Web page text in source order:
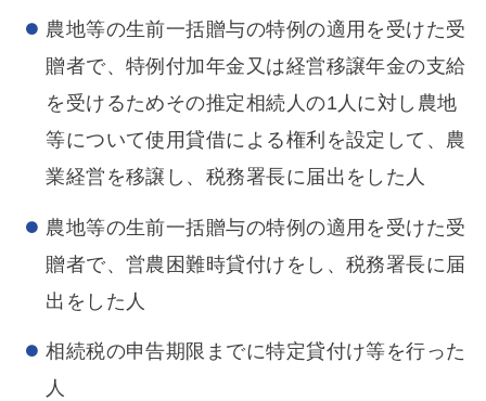
農地等の生前一括贈与の特例の適用を受けた受
贈者で、特例付加年金又は経営移譲年金の支給
を受けるためその推定相続人の1人に対し農地
等について使用貸借による権利を設定して、農
業経営を移譲し、税務署長に届出をした人
農地等の生前一括贈与の特例の適用を受けた受
贈者で、営農困難時貸付けをし、税務署長に届
出をした人
相続税の申告期限までに特定貸付け等を行った
人